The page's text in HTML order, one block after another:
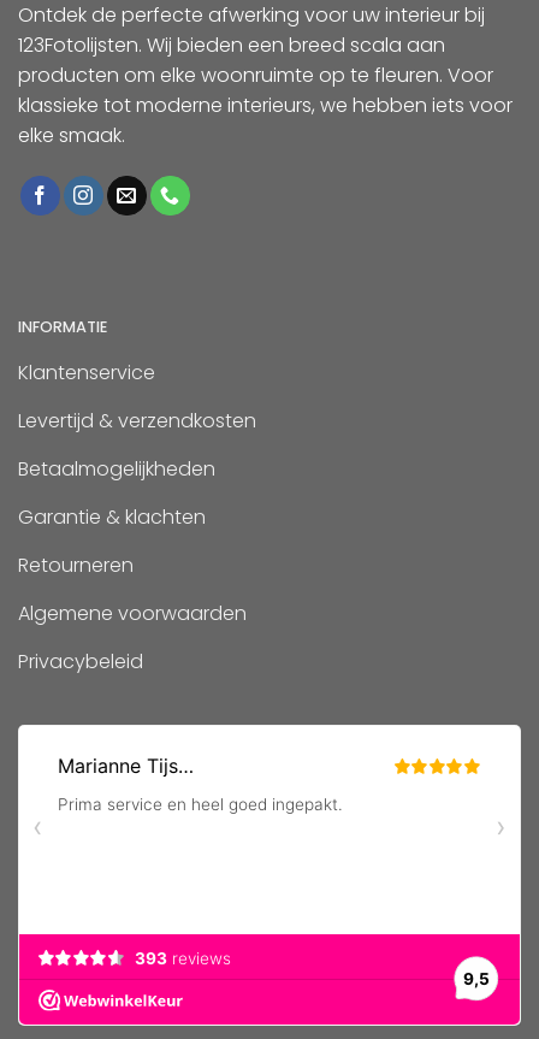
Ontdek de perfecte afwerking voor uw interieur bij
123Fotolijsten. Wij bieden een breed scala aan
producten om elke woonruimte op te fleuren. Voor
klassieke tot moderne interieurs, we hebben iets voor
elke smaak.
INFORMATIE
Klantenservice
Levertijd & verzendkosten
Betaalmogelijkheden
Garantie & klachten
Retourneren
Algemene voorwaarden
Privacybeleid